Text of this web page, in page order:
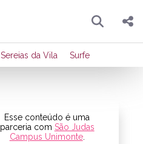
Pesquisar
Compartilhar
Publicar no Facebook
Sereias da Vila Surfe
Esse conteúdo é uma
parceria com São Judas
Campus Unimonte.